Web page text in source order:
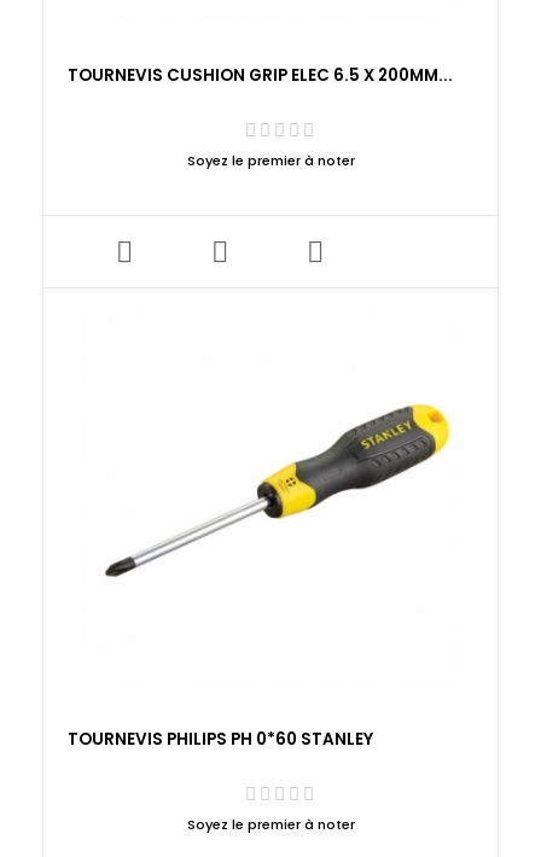
TOURNEVIS CUSHION GRIP ELEC 6.5 X 200MM...
Soyez le premier à noter
TOURNEVIS PHILIPS PH 0*60 STANLEY
Soyez le premier à noter